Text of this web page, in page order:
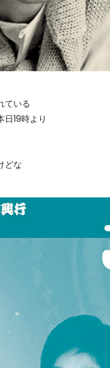
ている
19時より
どな